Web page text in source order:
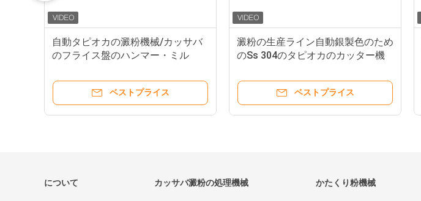
自動タピオカの澱粉機械/カッサバ
のフライス盤のハンマー・ミル
ベストプライス
澱粉の生産ライン自動銀製色のため
のSs 304のタピオカのカッター機
ベストプライス
について カッサバ澱粉の処理機械 かたくり粉機械